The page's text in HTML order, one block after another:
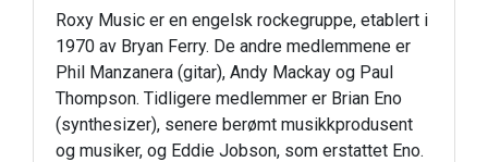
Roxy Music er en engelsk rockegruppe, etablert i
1970 av Bryan Ferry. De andre medlemmene er
Phil Manzanera (gitar), Andy Mackay og Paul
Thompson. Tidligere medlemmer er Brian Eno
(synthesizer), senere berømt musikkprodusent
og musiker, og Eddie Jobson, som erstattet Eno.